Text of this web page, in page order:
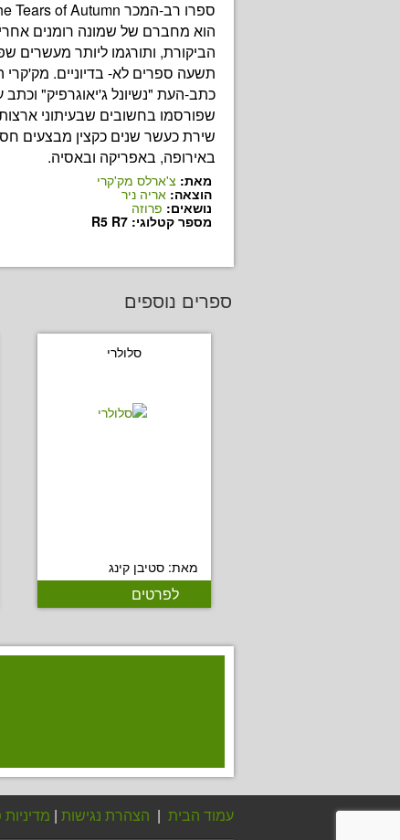
הוא מחברם של שמונה רומנים
הביקורת, ותורגמו ליותר מעשרים
תשעה ספרים לא- בדיוניים. מק'קרי
כתב-העת "נשיונל ג'יאוגרפיק"
שפורסמו בחשובים שבעיתוני
באירופה, באפריקה ובאסיה.
מאת: צ'ארלס מק'קרי
הוצאה: אריה ניר
נושאים: פרוזה
מספר קטלוגי: R5 R7
ספרים נוספים
סלולרי
מאת: סטיבן קינג
לפרטים
עמוד הבית | הצהרת נגישות |